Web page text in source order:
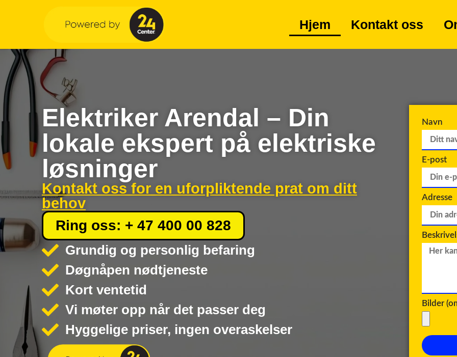
Hjem Kontakt oss
Elektriker Arendal – Din
lokale ekspert på elektriske
løsninger
Kontakt oss for en uforpliktende prat om ditt
behov
Ring oss: + 47 400 00 828
Grundig og personlig befaring
Døgnåpen nødtjeneste
Kort ventetid
Vi møter opp når det passer deg
Hyggelige priser, ingen overaskelser
Navn
E-post
Adresse
Bilder